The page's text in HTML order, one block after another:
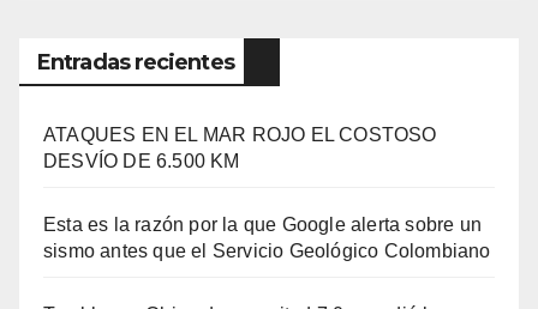
Entradas recientes
ATAQUES EN EL MAR ROJO EL COSTOSO
DESVÍO DE 6.500 KM
Esta es la razón por la que Google alerta sobre un
sismo antes que el Servicio Geológico Colombiano